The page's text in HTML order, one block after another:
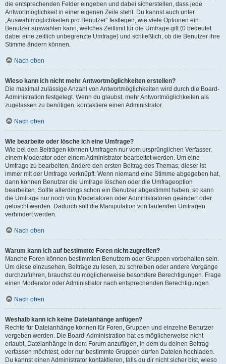
die entsprechenden Felder eingeben und dabei sicherstellen, dass jede
Antwortmöglichkeit in einer eigenen Zeile steht. Du kannst auch unter
„Auswahlmöglichkeiten pro Benutzer“ festlegen, wie viele Optionen ein
Benutzer auswählen kann, welches Zeitlimit für die Umfrage gilt (0 bedeutet
dabei eine zeitlich unbegrenzte Umfrage) und schließlich, ob die Benutzer ihre
Stimme ändern können.
Nach oben
Wieso kann ich nicht mehr Antwortmöglichkeiten erstellen?
Die maximal zulässige Anzahl von Antwortmöglichkeiten wird durch die Board-
Administration festgelegt. Wenn du glaubst, mehr Antwortmöglichkeiten als
zugelassen zu benötigen, kontaktiere einen Administrator.
Nach oben
Wie bearbeite oder lösche ich eine Umfrage?
Wie bei den Beiträgen können Umfragen nur vom ursprünglichen Verfasser,
einem Moderator oder einem Administrator bearbeitet werden. Um eine
Umfrage zu bearbeiten, ändere den ersten Beitrag des Themas; dieser ist
immer mit der Umfrage verknüpft. Wenn niemand eine Stimme abgegeben hat,
dann können Benutzer die Umfrage löschen oder die Umfrageoption
bearbeiten. Sollte allerdings schon ein Benutzer abgestimmt haben, so kann
die Umfrage nur noch von Moderatoren oder Administratoren geändert oder
gelöscht werden. Dadurch soll die Manipulation von laufenden Umfragen
verhindert werden.
Nach oben
Warum kann ich auf bestimmte Foren nicht zugreifen?
Manche Foren können bestimmten Benutzern oder Gruppen vorbehalten sein.
Um diese einzusehen, Beiträge zu lesen, zu schreiben oder andere Vorgänge
durchzuführen, brauchst du möglicherweise besondere Berechtigungen. Frage
einen Moderator oder Administrator nach entsprechenden Berechtigungen.
Nach oben
Weshalb kann ich keine Dateianhänge anfügen?
Rechte für Dateianhänge können für Foren, Gruppen und einzelne Benutzer
vergeben werden. Die Board-Administration hat es möglicherweise nicht
erlaubt, Dateianhänge in dem Forum anzufügen, in dem du deinen Beitrag
verfassen möchtest, oder nur bestimmte Gruppen dürfen Dateien hochladen.
Du kannst einen Administrator kontaktieren, falls du dir nicht sicher bist, wieso